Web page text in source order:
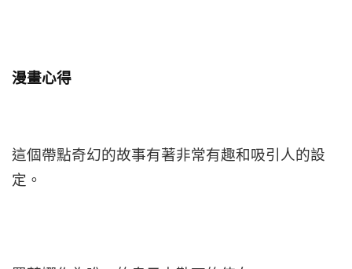
漫畫心得
這個帶點奇幻的故事有著非常有趣和吸引人的設
定。